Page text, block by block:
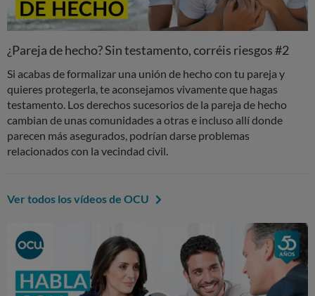
¿Pareja de hecho? Sin testamento, corréis riesgos #2
Si acabas de formalizar una unión de hecho con tu pareja y
quieres protegerla, te aconsejamos vivamente que hagas
testamento. Los derechos sucesorios de la pareja de hecho
cambian de unas comunidades a otras e incluso allí donde
parecen más asegurados, podrían darse problemas
relacionados con la vecindad civil.
Ver todos los vídeos de OCU